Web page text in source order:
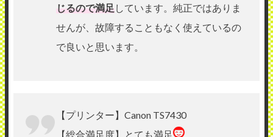
じるので満足 しています。純正ではありま
せんが、故障することもなく使えているの
で良いと思います。
【プリンター】Canon TS7430
【総合満足度】とても満足